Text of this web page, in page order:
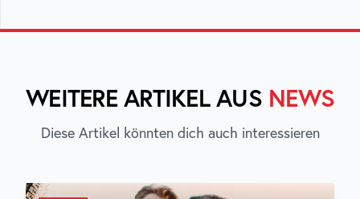
WEITERE ARTIKEL AUS NEWS
Diese Artikel könnten dich auch interessieren